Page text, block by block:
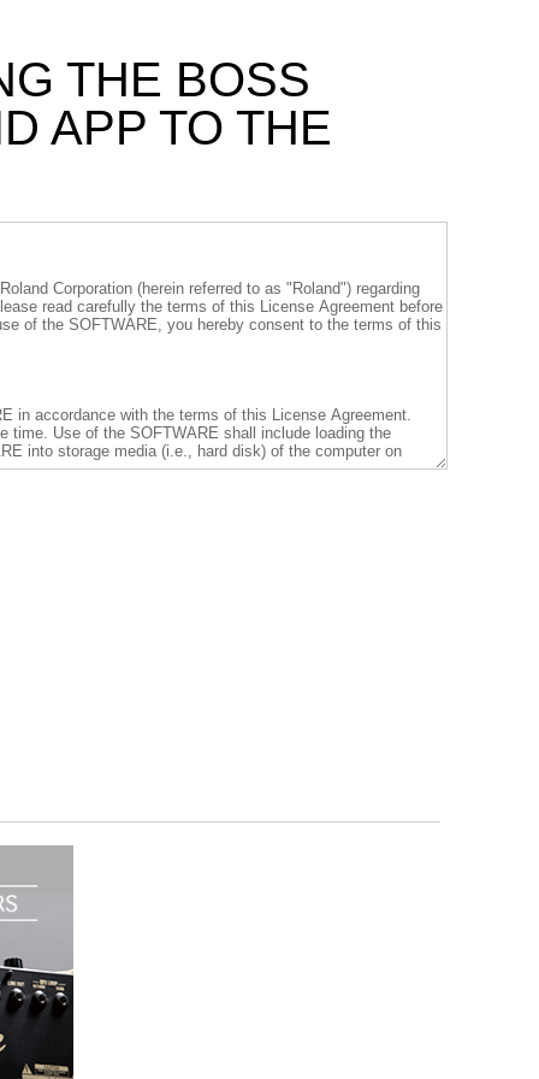
THE BOSS
APP TO THE